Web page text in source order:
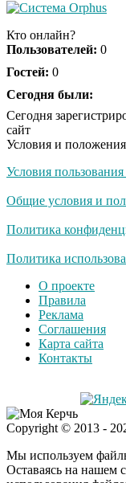
Кто онлайн?
Пользователей: 0
Гостей: 0
Сегодня были:
Сегодня
сайт
Условия и положения
Условия
Общие условия и
Политика
Политика
О проекте
Правила
Реклама
Соглашения
Карта сайта
Контакты
Copyright © 2013 -
Мы используем
Оставаясь на нашем